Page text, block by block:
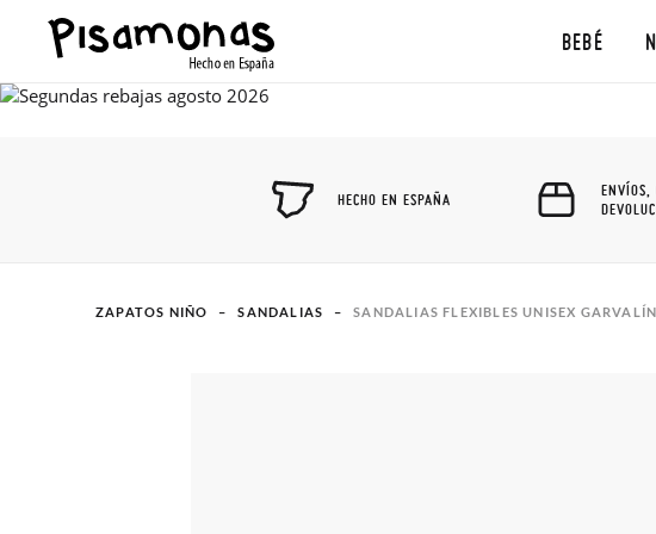
BEBÉ
HECHO EN ESPAÑA
ENVÍOS,
ZAPATOS NIÑO SANDALIAS SANDALIAS FLEXIBLES UNISEX